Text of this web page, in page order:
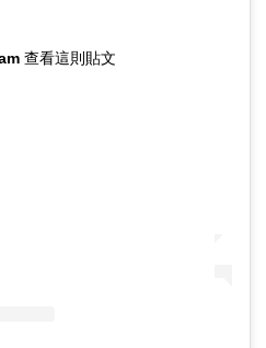
查看這則貼文